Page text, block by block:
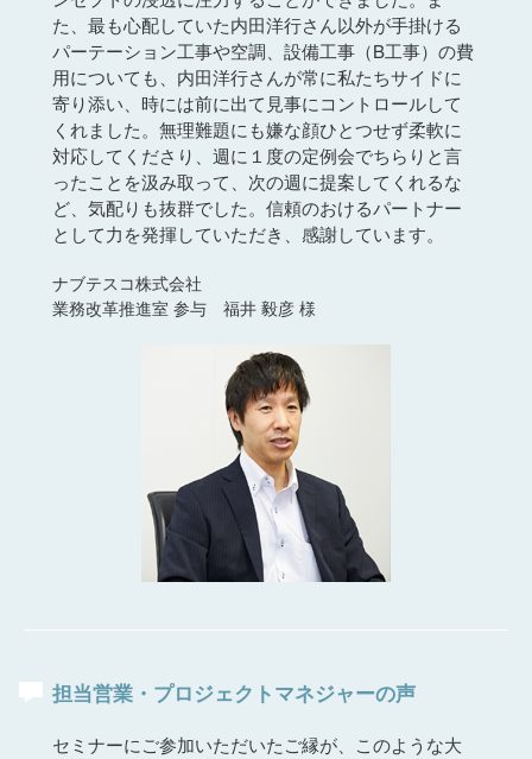
パーテーション工事や空調、設備工事（B工事）の費
用についても、内田洋行さんが常に私たちサイドに
寄り添い、時には前に出て見事にコントロールして
くれました。無理難題にも嫌な顔ひとつせず柔軟に
対応してくださり、週に１度の定例会でちらりと言
ったことを汲み取って、次の週に提案してくれるな
ど、気配りも抜群でした。信頼のおけるパートナー
として力を発揮していただき、感謝しています。
業務改革推進室 参与 福井 毅彦 様
きなプロジェクトにつながり、営業担当として大変